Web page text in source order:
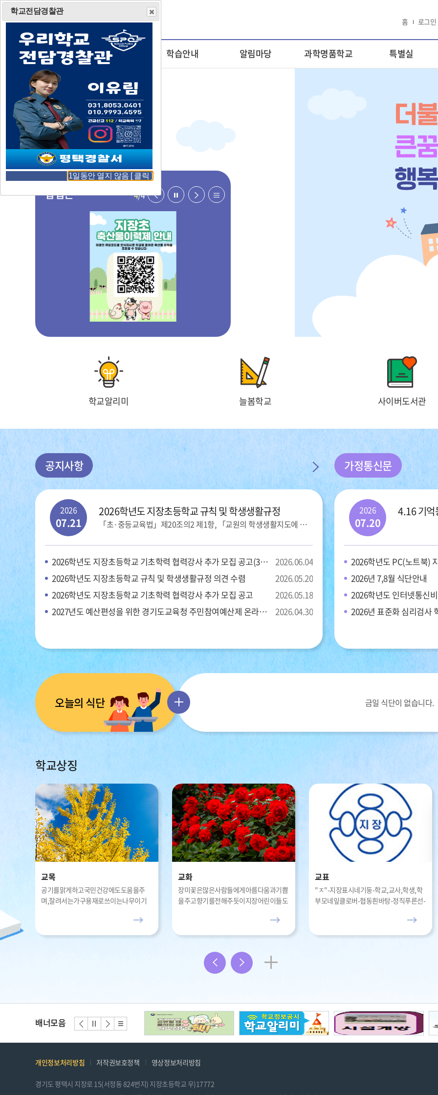
홈 로그인
학교소개 우리들마당 학습안내 알림마당 과학명품학교 특별실
팝업존 4/4
이
전
페
이
지
일
다
리
학교알리미 늘봄학교 사이버도서관
공지사항
2026학년도 지장초등학교 규칙 및 학생생활규정
「초·중등교육법」제20조의2 제1항, 「교원의 학생생활지도에 관한 고시」교육부고시 제2026-3호와 관련하여 진행한 지장초등학교 학교규칙 및 학생생활규정이 개정
2026
07.21
2026학년도 지장초등학교 기초학력 협력강사 추가 모집 공고(3차)
2026.06.04
2026학년도 지장초등학교 규칙 및 학생생활규정 의견 수렴
2026.05.20
2026학년도 지장초등학교 기초학력 협력강사 추가 모집 공고
2026.05.18
2027년도 예산편성을 위한 경기도교육청 주민참여예산제 온라인 의견 수렴
2026.04.30
공
지
사
항
더
보
기
가정통신문
4.16 기억
2026
07.20
2026학년도 PC(노트북)
2026년 7,8월 식단안내
2026학년도 인터넷통신
2026년 표준화 심리검사
오늘의 식단 금일 식단이 없습니다.
더
보
학교상징
교목
공기를맑게하고국민건강에도도움을주
며,잘려서는가구용재로쓰이는나무이기
교화
장미꽃은많은사람들에게아름다움과기쁨
을주고향기를전해주듯이지장어린이들도
교표
"ㅈ"-지장표시네기둥-학교,교사,학생,학
부모네잎클로버-협동흰바탕-정직푸른선-
보
기
배너모음 배
너
전
배
너
지
배
너
음
배
너
스
개인정보처리방침 저작권보호정책 영상정보처리방침
경기도 평택시 지장로 15(서정동 824번지) 지장초등학교 우)17772
학교전담경찰관
1일동안 열지 않음 [ 클릭 ]